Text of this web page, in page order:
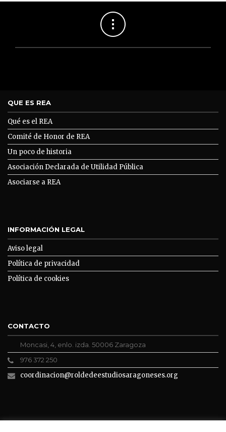
QUE ES REA
Qué es el REA
Comité de Honor de REA
Un poco de historia
Asociación Declarada de Utilidad Pública
Asociarse a REA
INFORMACIÓN LEGAL
Aviso legal
Política de privacidad
Política de cookies
CONTACTO
Moncasi, 4, enlo. izda. 50006 Zaragoza
976 372 250
coordinacion@roldedeestudiosaragoneses.org
ROLDE CONECTA